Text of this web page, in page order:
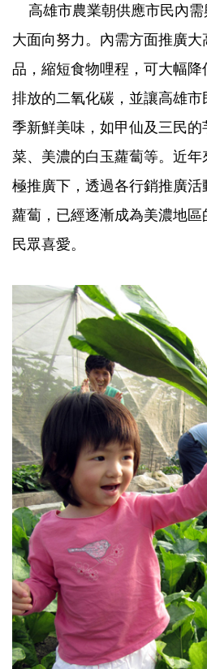
高雄市農業朝供應市民內
大面向努力。內需方面推廣
品，縮短食物哩程，可大幅
排放的二氧化碳，並讓高雄
季新鮮美味，如甲仙及三民
菜、美濃的白玉蘿蔔等。近
極推廣下，透過各行銷推廣
蘿蔔，已經逐漸成為美濃地
民眾喜愛。